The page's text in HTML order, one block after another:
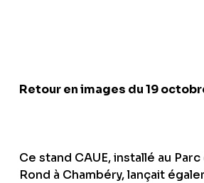
Retour en images du 19
Ce stand CAUE, installé au
Rond à Chambéry, lançait